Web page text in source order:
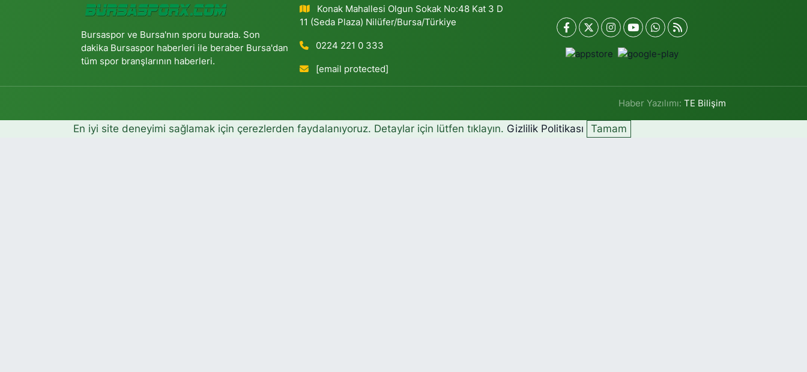
Bursaspor ve Bursa'nın sporu burada. Son
dakika Bursaspor haberleri ile beraber Bursa'dan
tüm spor branşlarının haberleri.
Konak Mahallesi Olgun Sokak No:48 Kat 3 D
11 (Seda Plaza) Nilüfer/Bursa/Türkiye
0224 221 0 333
[email protected]
Haber Yazılımı:TE Bilişim
En iyi site deneyimi sağlamak için çerezlerden faydalanıyoruz. Detaylar için lütfen tıklayın. Gizlilik Politikası Tamam